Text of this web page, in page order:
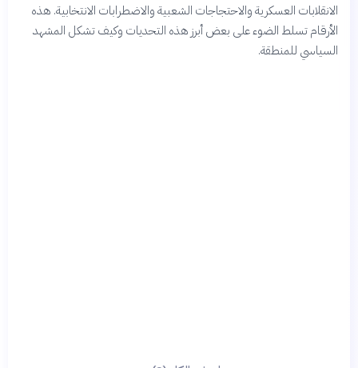
الانقلابات العسكرية والاحتجاجات الشعبية والاضطرابات الانتخابية. هذه
الأرقام تسلط الضوء على بعض أبرز هذه التحديات وكيف تشكل المشهد
السياسي للمنطقة.